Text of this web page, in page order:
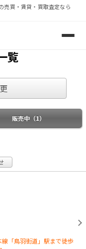
売買・賃貸・買取査定なら
て・収益物件の売
覧
販売中（1）
「鳥羽街道」駅まで徒歩